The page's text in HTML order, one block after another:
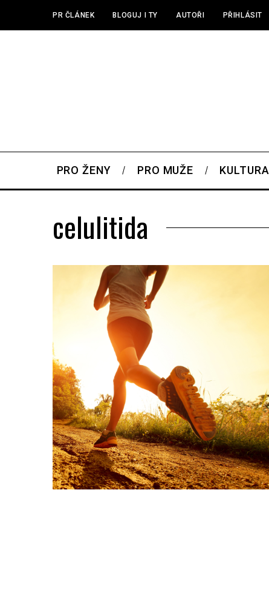
PR ČLÁNEK BLOGUJ I TY AUTOŘI PŘIHLÁSIT
PRO ŽENY PRO MUŽE KULTURA
celulitida